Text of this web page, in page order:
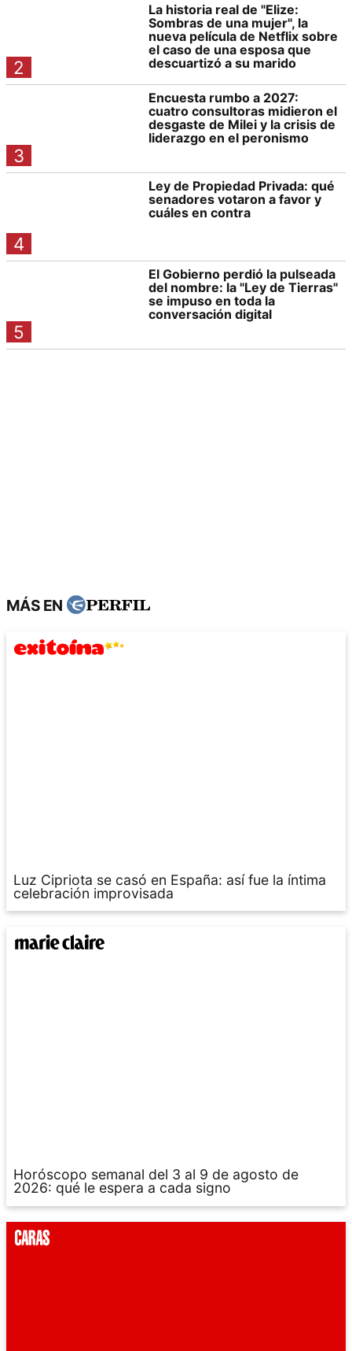
2
La historia real de "Elize:
Sombras de una mujer", la
nueva película de Netflix sobre
el caso de una esposa que
descuartizó a su marido
3
Encuesta rumbo a 2027:
cuatro consultoras midieron el
desgaste de Milei y la crisis de
liderazgo en el peronismo
4
Ley de Propiedad Privada: qué
senadores votaron a favor y
cuáles en contra
5
El Gobierno perdió la pulseada
del nombre: la "Ley de Tierras"
se impuso en toda la
conversación digital
MÁS EN
Luz Cipriota se casó en España: así fue la íntima
celebración improvisada
Horóscopo semanal del 3 al 9 de agosto de
2026: qué le espera a cada signo